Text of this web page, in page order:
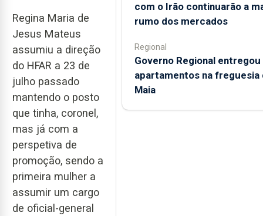
Regina Maria de
Jesus Mateus
assumiu a direção
do HFAR a 23 de
julho passado
mantendo o posto
que tinha, coronel,
mas já com a
perspetiva de
promoção, sendo a
primeira mulher a
assumir um cargo
de oficial-general
com o Irão continuarão a
rumo dos mercados
Regional
Governo Regional entregou
apartamentos na freguesia
Maia